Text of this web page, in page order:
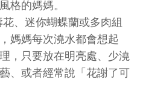
格的媽媽。
、迷你蝴蝶蘭或多肉組
媽媽每次澆水都會想起
，只要放在明亮處、少澆
、或者經常說「花謝了可